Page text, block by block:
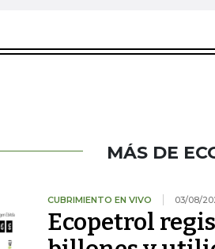
MÁS DE
CUBRIMIENTO EN VIVO 03/08/
Ecopetrol